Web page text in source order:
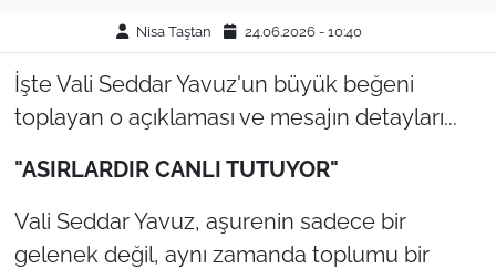
Nisa Taştan 24.06.2026 - 10:40
İşte Vali Seddar Yavuz'un büyük beğeni
toplayan o açıklaması ve mesajın detayları...
"ASIRLARDIR CANLI TUTUYOR"
Vali Seddar Yavuz, aşurenin sadece bir
gelenek değil, aynı zamanda toplumu bir